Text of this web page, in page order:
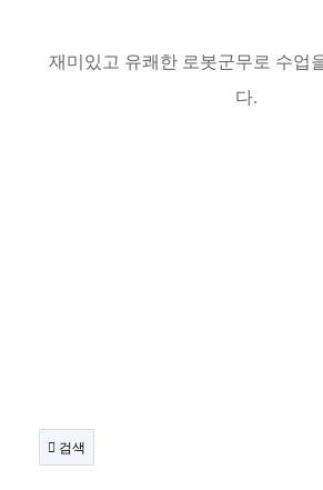
재미있고 유쾌한 로봇군무로 수업
다.
검색